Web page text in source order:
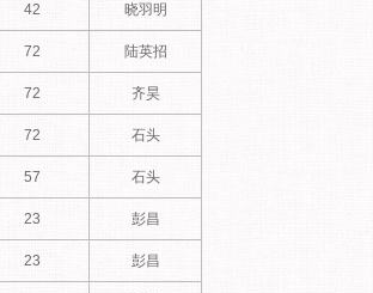
42 晓羽明
72 陆英招
72 齐昊
72 石头
57 石头
23 彭昌
23 彭昌